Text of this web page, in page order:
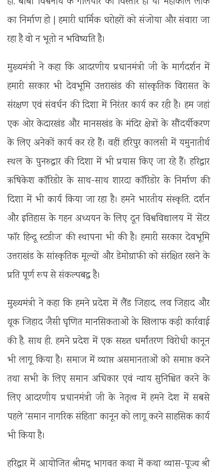
का निर्माण हो | हमारी धार्मिक धरोहरों को संजोया और संवारा जा
रहा है वो न भूतो न भविष्यति है।
मुख्यमंत्री ने कहा कि आदरणीय प्रधानमंत्री जी के मार्गदर्शन में
हमारी सरकार भी देवभूमि उत्तराखंड की सांस्कृतिक विरासत के
संरक्षण एवं संवर्धन की दिशा में निरंतर कार्य कर रही है। हम जहां
एक ओर केदारखंड और मानसखंड के मंदिर क्षेत्रों के सौंदर्यीकरण
के लिए अनेकों कार्य कर रहे हैं। वहीं हरिपुर कालसी में यमुनातीर्थ
स्थल के पुनरुद्धार की दिशा में भी प्रयास किए जा रहे हैं। हरिद्वार
ऋषिकेश कॉरिडोर के साथ-साथ शारदा कॉरिडोर के निर्माण की
दिशा में भी कार्य किया जा रहा है। हमने भारतीय संस्कृति, दर्शन
और इतिहास के गहन अध्ययन के लिए दून विश्वविद्यालय में ‘सेंटर
फॉर हिन्दू स्टडीज’ की स्थापना भी की है। हमारी सरकार देवभूमि
उत्तराखंड के सांस्कृतिक मूल्यों और डेमोग्राफी को संरक्षित रखने के
प्रति पूर्ण रूप से संकल्पबद्ध है।
मुख्यमंत्री ने कहा कि हमने प्रदेश में लैंड जिहाद, लव जिहाद और
थूक जिहाद जैसी घृणित मानसिकताओं के खिलाफ कड़ी कार्रवाई
की है, साथ ही, हमने प्रदेश में एक सख्त धर्मांतरण विरोधी कानून
भी लागू किया है। समाज में व्याप्त असमानताओं को समाप्त करने
तथा सभी के लिए समान अधिकार एवं न्याय सुनिश्चित करने के
लिए आदरणीय प्रधानमंत्री जी के नेतृत्व में हमने देश में सबसे
पहले “समान नागरिक संहिता” कानून को लागू करने साहसिक कार्य
भी किया है।
हरिद्वार में आयोजित श्रीमद् भागवत कथा में कथा व्यास-पूज्य श्री